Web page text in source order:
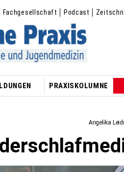
Fachgesellschaft Podcast
PRAXISKOLUMNE
Angelika